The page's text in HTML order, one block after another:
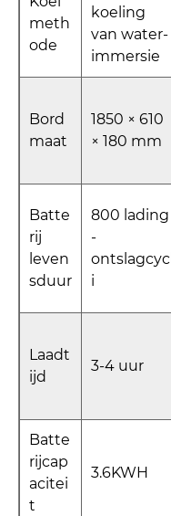
meth
ode
koeling
van water-
immersie
Bord
maat
1850 × 610
× 180 mm
Batte
rij
leven
sduur
800 lading
-
ontslagcycl
i
Laadt
ijd
3-4 uur
Batte
rijcap
acitei
t
3.6KWH